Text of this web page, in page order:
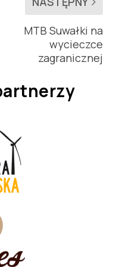
MTB Suwałki na
wycieczce
zagranicznej